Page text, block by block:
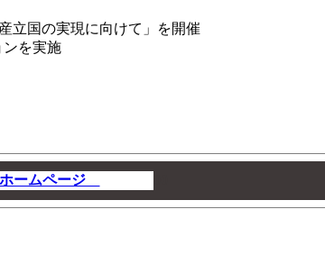
立国の実現に向けて」を開催
ンを実施
ームページ